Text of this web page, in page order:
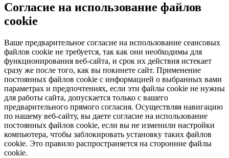
Согласие на использование файлов
cookie
Ваше предварительное согласие на использование сеансовых
файлов cookie не требуется, так как они необходимы для
функционирования веб-сайта, и срок их действия истекает
сразу же после того, как вы покинете сайт. Применение
постоянных файлов cookie с информацией о выбранных вами
параметрах и предпочтениях, если эти файлы cookie не нужны
для работы сайта, допускается только с вашего
предварительного прямого согласия. Осуществляя навигацию
по нашему веб-сайту, вы даете согласие на использование
постоянных файлов cookie, если вы не изменили настройки
компьютера, чтобы заблокировать установку таких файлов
cookie. Это правило распространяется на сторонние файлы
cookie.